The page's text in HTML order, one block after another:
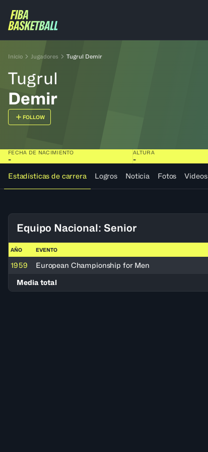
Inicio Jugadores Tugrul Demir
Tugrul
Demir
FOLLOW
FECHA DE NACIMIENTO
-
ALTURA
-
Estadísticas de carrera
Logros Noticia Fotos Videos
Equipo Nacional: Senior
AÑO EVENTO
1959 European Championship for Men
Media total